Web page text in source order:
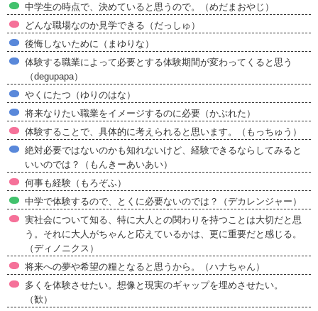
中学生の時点で、決めていると思うので。（めだまおやじ）
どんな職場なのか見学できる（だっしゅ）
後悔しないために（まゆりな）
体験する職業によって必要とする体験期間が変わってくると思う
（degupapa）
やくにたつ（ゆりのはな）
将来なりたい職業をイメージするのに必要（かぶれた）
体験することで、具体的に考えられると思います。（もっちゅう）
絶対必要ではないのかも知れないけど、経験できるならしてみると
いいのでは？（もんきーあいあい）
何事も経験（もろぞふ）
中学で体験するので、とくに必要ないのでは？（デカレンジャー）
実社会について知る、特に大人との関わりを持つことは大切だと思
う。それに大人がちゃんと応えているかは、更に重要だと感じる。
（ディノニクス）
将来への夢や希望の糧となると思うから。（ハナちゃん）
多くを体験させたい。想像と現実のギャップを埋めさせたい。
（歓）